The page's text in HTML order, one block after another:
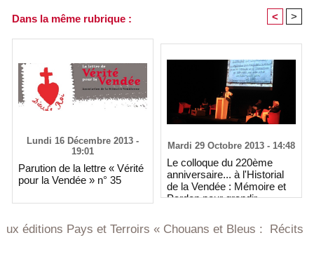
Dans la même rubrique : < >
Lundi 16 Décembre 2013 -
19:01
Parution de la lettre « Vérité
pour la Vendée » n° 35
Mardi 29 Octobre 2013 - 14:48
Le colloque du 220ème
anniversaire... à l'Historial
de la Vendée : Mémoire et
Pardon pour grandir
Pays et Terroirs « Chouans et Bleus : Récits de